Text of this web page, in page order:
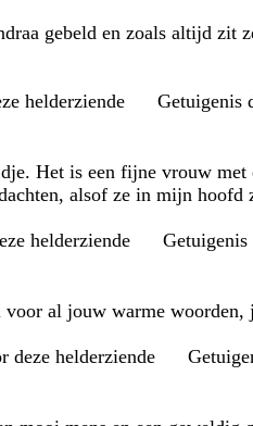
gebeld en zoals altijd zit
Getuigenis
Het is een fijne vrouw
alsof ze in mijn
voor al jouw warme